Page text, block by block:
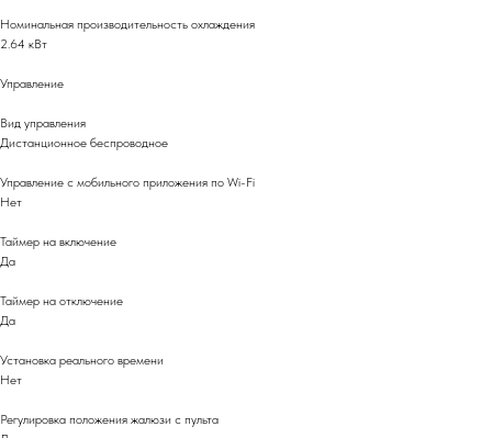
Номинальная производительность охлаждения
2.64 кВт
Управление
Вид управления
Дистанционное беспроводное
Управление c мобильного приложения по Wi-Fi
Нет
Таймер на включение
Да
Таймер на отключение
Да
Установка реального времени
Нет
Регулировка положения жалюзи с пульта